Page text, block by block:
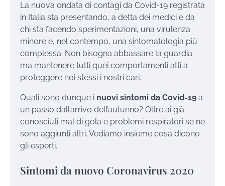
La nuova ondata di contagi da Covid-19 registrata
in Italia sta presentando, a detta dei medici e da
chi sta facendo sperimentazioni, una virulenza
minore e, nel contempo, una sintomatologia più
complessa. Non bisogna abbassare la guardia
ma mantenere tutti quei comportamenti atti a
proteggere noi stessi i nostri cari.
Quali sono dunque i nuovi sintomi da Covid-19 a
un passo dall’arrivo dell’autunno? Oltre ai già
conosciuti mal di gola e problemi respiratori se ne
sono aggiunti altri. Vediamo insieme cosa dicono
gli esperti.
Sintomi da nuovo Coronavirus 2020